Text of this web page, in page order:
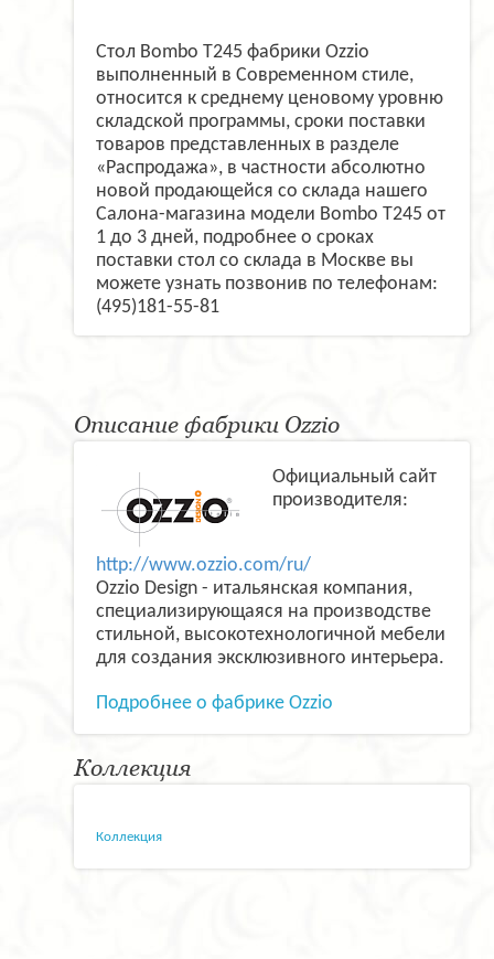
Стол Bombo T245 фабрики Ozzio
выполненный в Современном стиле,
относится к среднему ценовому уровню
складской программы, сроки поставки
товаров представленных в разделе
«Распродажа», в частности абсолютно
новой продающейся со склада нашего
Салона-магазина модели Bombo T245 от
1 до 3 дней, подробнее о сроках
поставки стол со склада в Москве вы
можете узнать позвонив по телефонам:
(495)181-55-81
Описание фабрики Ozzio
Официальный сайт
производителя:
http://www.ozzio.com/ru/
Ozzio Design - итальянская компания,
специализирующаяся на производстве
стильной, высокотехнологичной мебели
для создания эксклюзивного интерьера.
Подробнее о фабрике Ozzio
Коллекция
Коллекция